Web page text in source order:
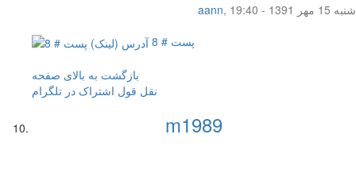
aann,
شنبه 15 مهر 1391 - 19:40
پست # 8
بازگشت به بالای صفحه
نقل قول اشتراک در تلگرام
m1989